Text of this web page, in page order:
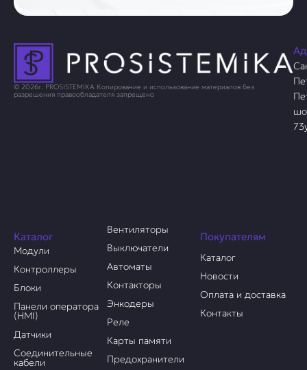
© 2026г. PROSISTEMIKA Копирование и использование материалов без
разрешения правообладателя запрещено
Каталог
Модули
Контроллеры
Блоки
Панели оператора
(HMI)
Датчики
Соединительные
кабели
Вентиляторы
Выключатели
Автоматы
Контакторы
Энкодеры
Реле
Карты памяти
Предохранители
Покупателям
Каталог
Новости
Оплата и доставка
Контакты